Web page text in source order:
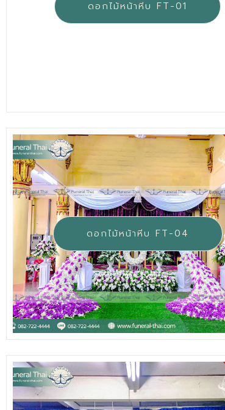
ดอกไม้หน้าหีบ FT-01
ดอกไม้หน้าหีบ FT-04